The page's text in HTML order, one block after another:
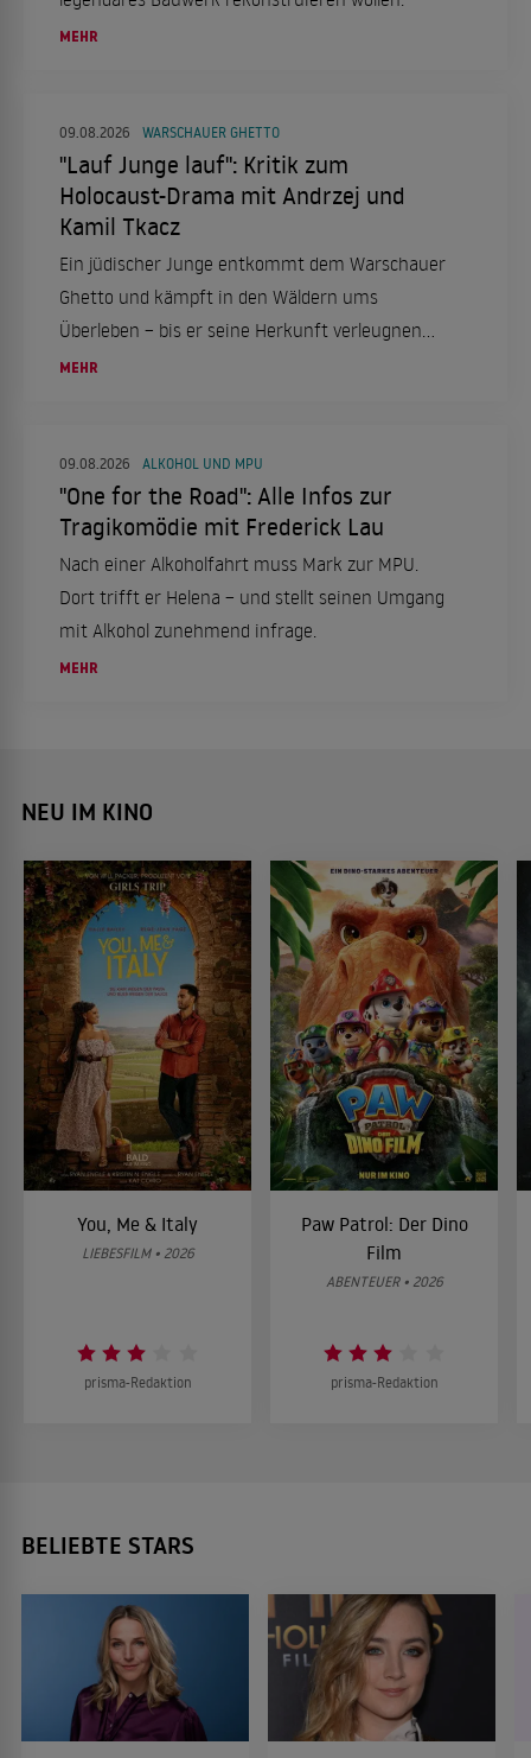
MEHR
09.08.2026 WARSCHAUER GHETTO
"Lauf Junge lauf": Kritik zum
Holocaust-Drama mit Andrzej und
Kamil Tkacz
Ein jüdischer Junge entkommt dem Warschauer
Ghetto und kämpft in den Wäldern ums
Überleben – bis er seine Herkunft verleugnen
soll.
MEHR
09.08.2026 ALKOHOL UND MPU
"One for the Road": Alle Infos zur
Tragikomödie mit Frederick Lau
Nach einer Alkoholfahrt muss Mark zur MPU.
Dort trifft er Helena – und stellt seinen Umgang
mit Alkohol zunehmend infrage.
MEHR
NEU IM KINO
You, Me & Italy
LIEBESFILM • 2026
prisma-Redaktion
Paw Patrol: Der Dino
Film
ABENTEUER • 2026
prisma-Redaktion
BELIEBTE STARS